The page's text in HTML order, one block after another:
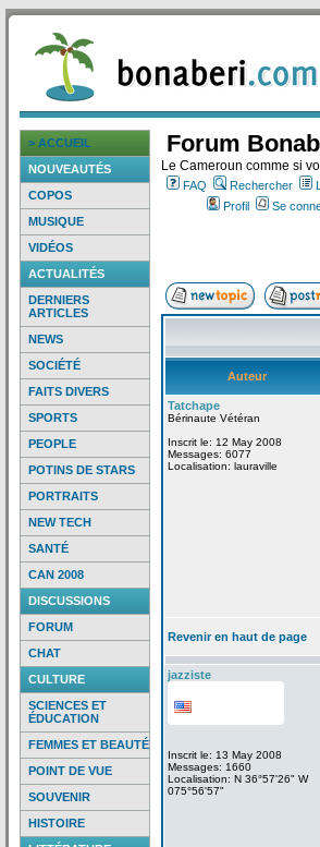
> ACCUEIL
NOUVEAUTÉS
COPOS
MUSIQUE
VIDÉOS
ACTUALITÉS
DERNIERS
ARTICLES
NEWS
SOCIÉTÉ
FAITS DIVERS
SPORTS
PEOPLE
POTINS DE STARS
PORTRAITS
NEW TECH
SANTÉ
CAN 2008
DISCUSSIONS
FORUM
CHAT
CULTURE
SCIENCES ET
ÉDUCATION
FEMMES ET BEAUTÉ
POINT DE VUE
SOUVENIR
HISTOIRE
Forum
Le Cameroun comme si
FAQ Rechercher
Profil
Se
Auteur
Tatchape
Bérinaute Vétéran
Inscrit le: 12 May 2008
Messages: 6077
Localisation: lauraville
Revenir en haut de page
jazziste
Inscrit le: 13 May 2008
Messages: 1660
Localisation: N 36°57'26" W
075°56'57"